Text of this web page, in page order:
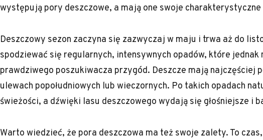
występują pory deszczowe, a mają one swoje
Deszczowy sezon zaczyna się zazwyczaj w maju i trwa aż do
spodziewać się regularnych, intensywnych opadów, które jednak
prawdziwego poszukiwacza przygód. Deszcze mają najczęściej
ulewach popołudniowych lub wieczornych. Po takich opadach
świeżości, a dźwięki lasu deszczowego wydają się głośniejsze i
Warto wiedzieć, że pora deszczowa ma też swoje zalety. To